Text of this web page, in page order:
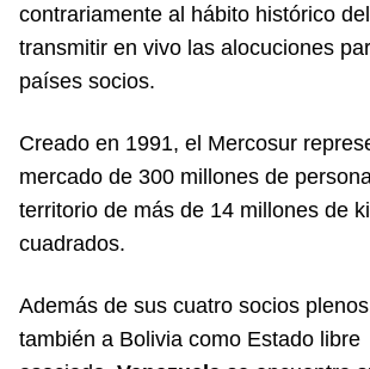
contrariamente al hábito histórico
transmitir en vivo las alocuciones
países socios.
Creado en 1991, el Mercosur
mercado de 300 millones de
territorio de más de 14 millones de
cuadrados.
Además de sus cuatro socios
también a Bolivia como Estado libre